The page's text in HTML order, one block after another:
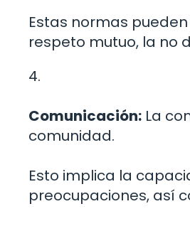
Estas normas
respeto mutuo, la no
4.
Comunicación: La
comunidad.
Esto implica la
preocupaciones, así